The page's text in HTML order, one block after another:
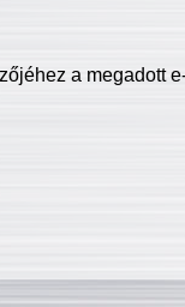
a megadott